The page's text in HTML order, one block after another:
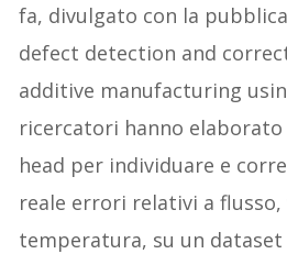
fa, divulgato con la
defect detection and
additive manufacturing
ricercatori hanno
head per individuare e
reale errori relativi a flusso,
temperatura, su un